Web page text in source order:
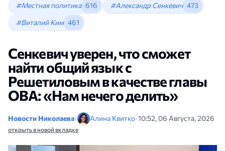
#Местная политика 616 #Александр Сенкевич 473
#Виталий Ким 461
Сенкевич уверен, что сможет
найти общий язык с
Решетиловым в качестве главы
ОВА: «Нам нечего делить»
Новости Николаева• Алина Квитко•10:52, 06 Августа, 2026
открыть в новой вкладке